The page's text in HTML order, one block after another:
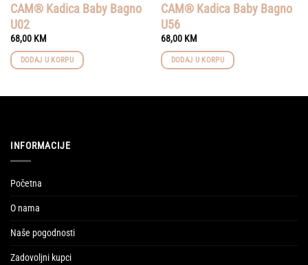
CAM® Kadica Baby Bagno
U02
68,00 KM
DODAJ U KORPU
CAM® Kadica Baby Bagno
U56
68,00 KM
DODAJ U KORPU
INFORMACIJE
Početna
O nama
Naše pogodnosti
Zadovoljni kupci